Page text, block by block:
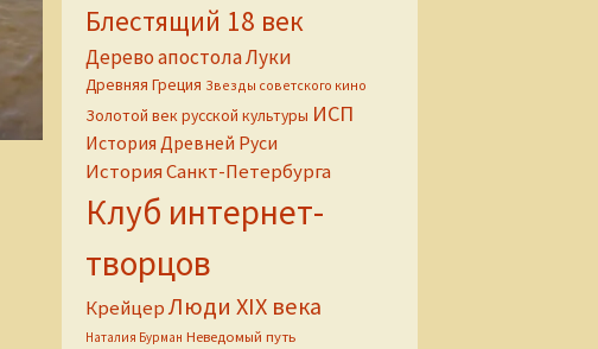
Блестящий 18 век
Дерево апостола Луки
Древняя Греция Звезды советского кино
Золотой век русской культуры ИСП
История Древней Руси
История Санкт-Петербурга
Клуб интернет-
творцов
КрейцерЛюди XIX века
Наталия Бурман Неведомый путь